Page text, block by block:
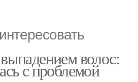
волос:
с проблемой